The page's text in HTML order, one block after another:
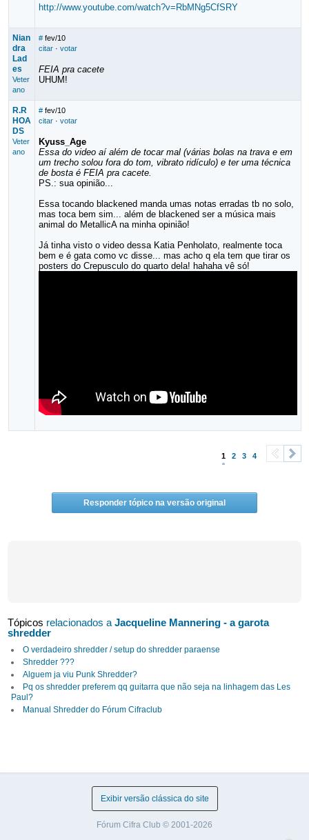
http://www.youtube.com/watch?v=RbMNg5CfSRY
Nian
dra
Lad
es
Veter
ano
# fev/10
citar· votar
FEIA pra cacete
UHUM!
R.R
HOA
DS
Veter
ano
# fev/10
citar· votar
Kyuss_Age
Essa do video aí além de tocar mal (várias bolas na trava e em
um trecho solou fora do tom, vibrato ridículo) e ter uma técnica
de bosta é FEIA pra cacete.
PS.: sua opinião...
Essa tocando blackened manda umas notas erradas tb no solo,
mas toca bem sim... além de blackened ser a música mais
animal do MetallicA na minha opinião!
Já tinha visto o video dessa Katia Penholato, realmente toca
bem e é gata como vc disse... mas acho q ela tem que tirar os
posters do Crepusculo do quarto dela! hahaha vê só!
1 2 3 4
>
Responder tópico na versão original
Tópicos relacionados aJacqueline Mannering - a garota
shredder
O verdadeiro shredder / setup do shredder paraense
Shredder ???
Alguem ja viu Punk Shredder?
Pq os shredder preferem qq guitarra que não seja na linhagem das Les
Paul?
Manual Shredder do Fórum Cifraclub
Exibir versão clássica do site
Fórum Cifra Club © 2001-2026